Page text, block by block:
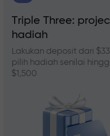
Triple Three:
hadiah
Lakukan deposit dari
pilih hadiah senilai
$1,500